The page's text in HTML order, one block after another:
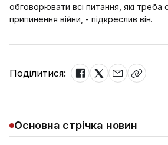
обговорювати всі питання, які треба
припинення війни, - підкреслив він.
Поділитися:
Основна стрічка новин